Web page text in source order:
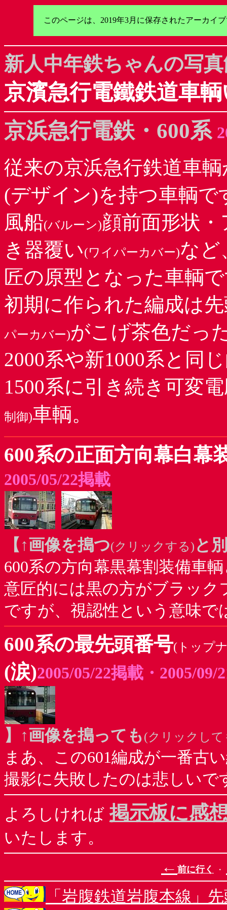
このページは、2019年3月に保存されたアーカイ
新人中年鉄ちゃんの写
京濱急行電鐵鉄道車
京浜急行電鉄・600系
従来の京浜急行鉄道車
(デザイン)を持つ車輌で
風船(バルーン)顔前面形状
き器覆い(ワイパーカバー)など
匠の原型となった車輌
初期に作られた編成は
パーカバー)がこげ茶色だっ
2000系や新1000系と同
1500系に引き続き可変
制御)車輌。
600系の正面方向幕白幕
2005/05/22掲載
【↑画像を搗つ(クリックする) と
600系の方向幕黒幕割装備車
意匠的には黒の方がブラッ
ですが、視認性という意味
600系の最先頭番号(トップ
(涙)2005/05/22掲載・2005/09/
】↑画像を搗っても(クリックして
まあ、この601編成が一番古
撮影に失敗したのは悲しいで
よろしければ 掲示板に感
いたします。
← 前に行く ・
「岩腹鉄道岩腹本線」